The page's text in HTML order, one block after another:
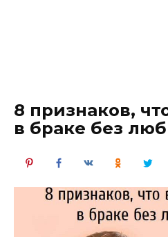
8 признаков,
в браке без